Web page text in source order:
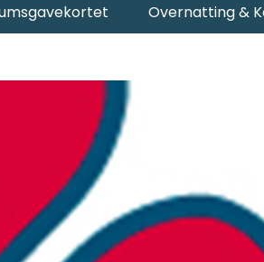
Overnatting &